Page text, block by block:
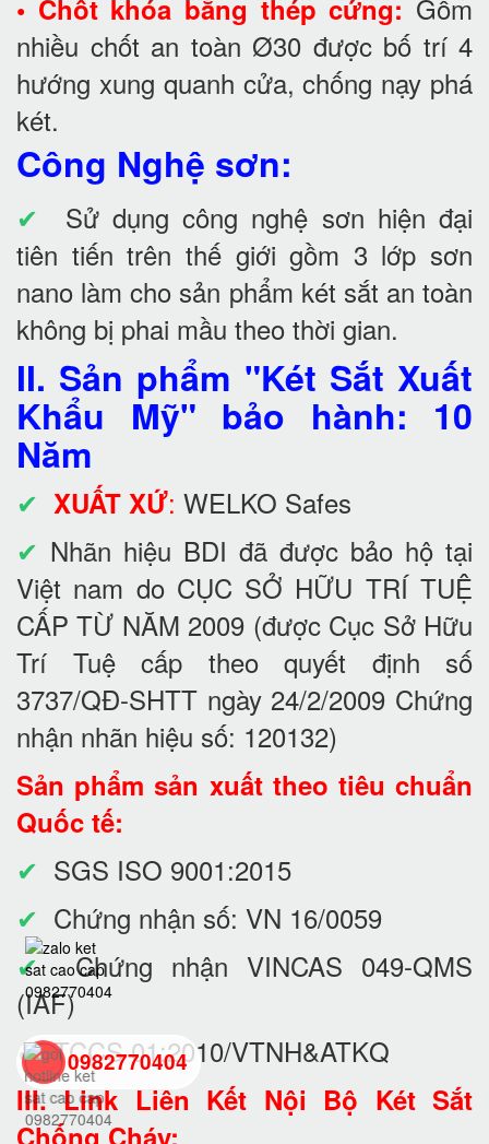
• Chốt khóa bằng thép cứng: Gồm
nhiều chốt an toàn Ø30 được bố trí 4
hướng xung quanh cửa, chống nạy phá
két.
Công Nghệ sơn:
✔ Sử dụng công nghệ sơn hiện đại
tiên tiến trên thế giới gồm 3 lớp sơn
nano làm cho sản phẩm két sắt an toàn
không bị phai mầu theo thời gian.
II. Sản phẩm "Két Sắt Xuất
Khẩu Mỹ" bảo hành: 10
Năm
✔ XUẤT XỨ: WELKO Safes
✔ Nhãn hiệu BDI đã được bảo hộ tại
Việt nam do CỤC SỞ HỮU TRÍ TUỆ
CẤP TỪ NĂM 2009 (được Cục Sở Hữu
Trí Tuệ cấp theo quyết định số
3737/QĐ-SHTT ngày 24/2/2009 Chứng
nhận nhãn hiệu số: 120132)
Sản phẩm sản xuất theo tiêu chuẩn
Quốc tế:
✔ SGS ISO 9001:2015
✔ Chứng nhận số: VN 16/0059
✔Chứng nhận VINCAS 049-QMS
(IAF)
✔TCCS 01:2010/VTNH&ATKQ
III. Link Liên Kết Nội Bộ Két Sắt
Chống Cháy:
0982770404